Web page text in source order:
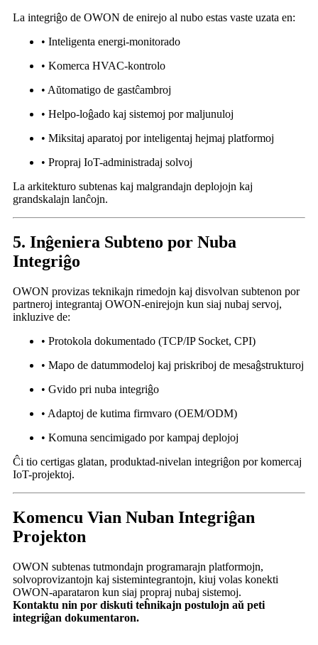
La integriĝo de OWON de enirejo al nubo estas vaste uzata en:
• Inteligenta energi-monitorado
• Komerca HVAC-kontrolo
• Aŭtomatigo de gastĉambroj
• Helpo-loĝado kaj sistemoj por maljunuloj
• Miksitaj aparatoj por inteligentaj hejmaj platformoj
• Propraj IoT-administradaj solvoj
La arkitekturo subtenas kaj malgrandajn deplojojn kaj
grandskalajn lanĉojn.
5. Inĝeniera Subteno por Nuba
Integriĝo
OWON provizas teknikajn rimedojn kaj disvolvan subtenon por
partneroj integrantaj OWON-enirejojn kun siaj nubaj servoj,
inkluzive de:
• Protokola dokumentado (TCP/IP Socket, CPI)
• Mapo de datummodeloj kaj priskriboj de mesaĝstrukturoj
• Gvido pri nuba integriĝo
• Adaptoj de kutima firmvaro (OEM/ODM)
• Komuna sencimigado por kampaj deplojoj
Ĉi tio certigas glatan, produktad-nivelan integriĝon por komercaj
IoT-projektoj.
Komencu Vian Nuban Integriĝan
Projekton
OWON subtenas tutmondajn programarajn platformojn,
solvoprovizantojn kaj sistemintegrantojn, kiuj volas konekti
OWON-aparataron kun siaj propraj nubaj sistemoj.
Kontaktu nin por diskuti teĥnikajn postulojn aŭ peti
integriĝan dokumentaron.